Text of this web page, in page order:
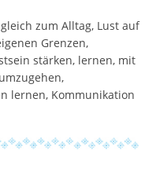
zum Alltag, Lust auf
Grenzen,
stärken, lernen, mit
lernen, Kommunikation